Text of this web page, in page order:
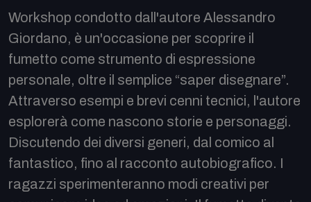
Workshop condotto dall'autore Alessandro
Giordano, è un'occasione per scoprire il
fumetto come strumento di espressione
personale, oltre il semplice “saper disegnare”.
Attraverso esempi e brevi cenni tecnici, l'autore
esplorerà come nascono storie e personaggi.
Discutendo dei diversi generi, dal comico al
fantastico, fino al racconto autobiografico. I
ragazzi sperimenteranno modi creativi per